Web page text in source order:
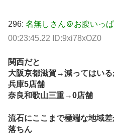
296: 名無しさん＠お腹いっぱ
00:23:45.22 ID:9xi78xOZ0
関西だと
大阪京都滋賀→減ってはいる
兵庫5店舗
奈良和歌山三重→0店舗
流石にここまで極端な地域
落ちん